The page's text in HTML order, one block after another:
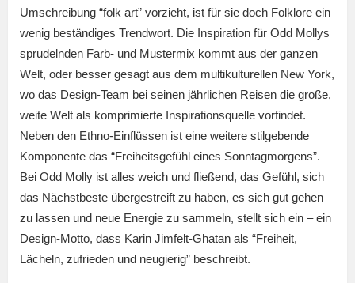
Umschreibung “folk art” vorzieht, ist für sie doch Folklore ein
wenig beständiges Trendwort. Die Inspiration für Odd Mollys
sprudelnden Farb- und Mustermix kommt aus der ganzen
Welt, oder besser gesagt aus dem multikulturellen New York,
wo das Design-Team bei seinen jährlichen Reisen die große,
weite Welt als komprimierte Inspirationsquelle vorfindet.
Neben den Ethno-Einflüssen ist eine weitere stilgebende
Komponente das “Freiheitsgefühl eines Sonntagmorgens”.
Bei Odd Molly ist alles weich und fließend, das Gefühl, sich
das Nächstbeste übergestreift zu haben, es sich gut gehen
zu lassen und neue Energie zu sammeln, stellt sich ein – ein
Design-Motto, dass Karin Jimfelt-Ghatan als “Freiheit,
Lächeln, zufrieden und neugierig” beschreibt.